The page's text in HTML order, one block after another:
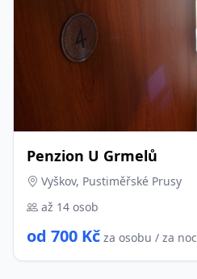
Penzion U Grmelů
Vyškov, Pustiměřské Prusy
až 14 osob
od 700 Kč za osobu / za noc